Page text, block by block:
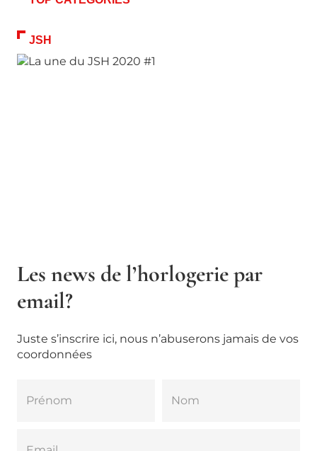
JSH
Les news de l’horlogerie par
email?
Juste s’inscrire ici, nous n’abuserons jamais de vos
coordonnées